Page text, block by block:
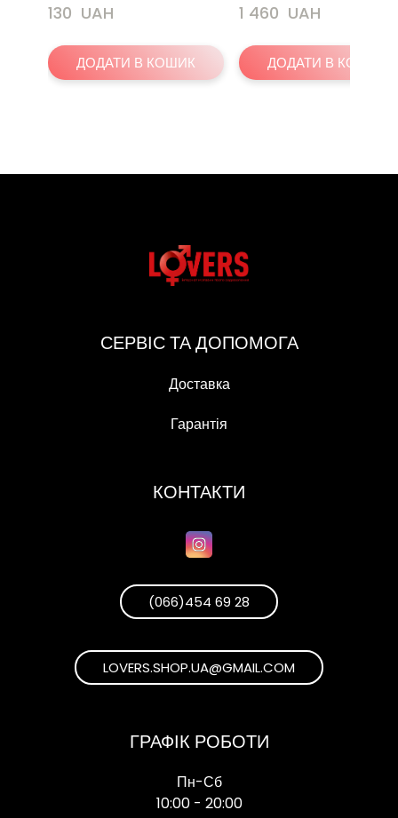
130  UAH
ДОДАТИ В КОШИК
1 460  UAH
ДОДАТИ В КОШИК
СЕРВІС ТА ДОПОМОГА
Доставка
Гарантія
КОНТАКТИ
(066)454 69 28
LOVERS.SHOP.UA@GMAIL.COM
ГРАФІК РОБОТИ
Пн-Сб
10:00 - 20:00